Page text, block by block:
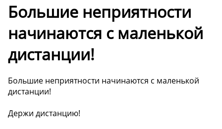
Большие неприятности
начинаются с маленькой
дистанции!
Большие неприятности начинаются с маленькой
дистанции!
Держи дистанцию!